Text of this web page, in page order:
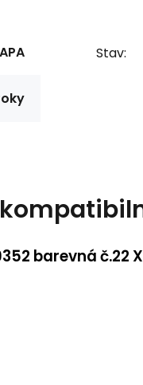
Stav:
barevná č.22